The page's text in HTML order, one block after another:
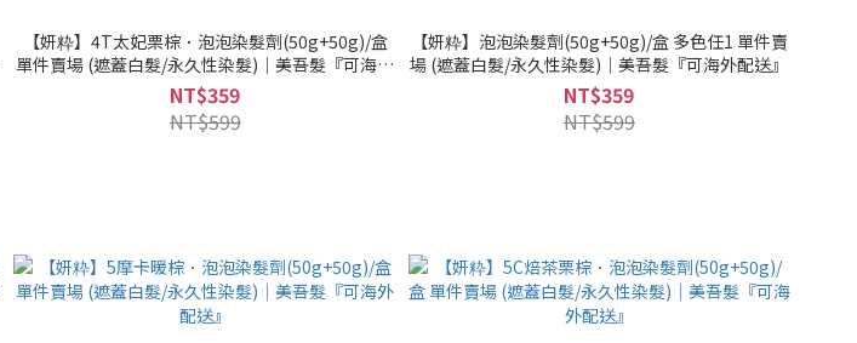
【妍粋】4T太妃栗棕．泡泡染髮劑(50g+50g)/盒
單件賣場 (遮蓋白髮/永久性染髮)｜美吾髮『可海外
配送』
NT$359
NT$599
【妍粋】泡泡染髮劑(50g+50g)/盒 多色任1 單件賣
場 (遮蓋白髮/永久性染髮)｜美吾髮『可海外配送』
NT$359
NT$599